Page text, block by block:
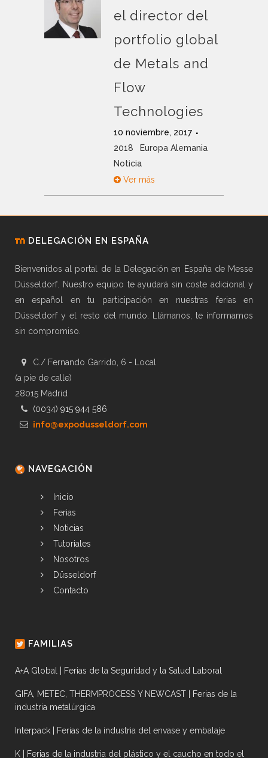
el director del
portfolio global
de Metals and
Flow
Technologies
10 noviembre, 2017
2018
Europa Alemania
Noticia
Ver más
DELEGACIÓN EN ESPAÑA
Bienvenidos al portal de la Delegación en España de Messe
Düsseldorf. Nuestro equipo te ayudará sin coste adicional y
en español en tu participación en nuestras ferias en
Düsseldorf y el resto del mundo. Llámanos, te informamos
sin compromiso.
C./ Fernando Garrido, 6 - Local
(a pie de calle)
28015 Madrid
(0034) 915 944 586
info@expodusseldorf.com
NAVEGACIÓN
Inicio
Ferias
Noticias
Tutoriales
Nosotros
Düsseldorf
Contacto
FAMILIAS
A+A Global | Ferias de la Seguridad y la Salud Laboral
GIFA, METEC, THERMPROCESS Y NEWCAST | Ferias de la
industria metalúrgica
Interpack | Ferias de la industria del envase y embalaje
K | Ferias de la industria del plástico y el caucho en todo el